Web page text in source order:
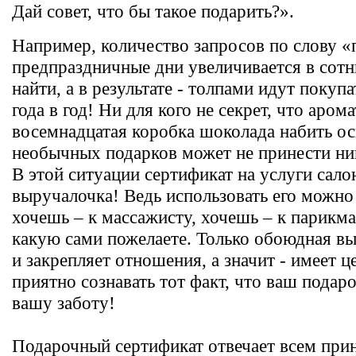
Дай совет, что бы такое подарить?».
Например, количество запросов по слову
предпраздничные дни увеличивается в
найти, а в результате - толпами идут
года в год! Ни для кого не секрет, что
восемнадцатая коробка шоколада набить
необычных подарков может не принести
В этой ситуации сертификат на услуги
выручалочка! Ведь использовать его
хочешь – к массажисту, хочешь – к
какую сами пожелаете. Только обоюдная
и закрепляет отношения, а значит - имеет
приятно сознавать тот факт, что ваш
вашу заботу!
Подарочный сертификат отвечает всем